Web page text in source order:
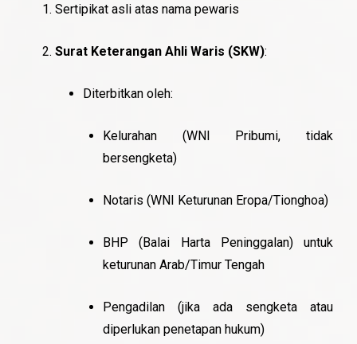
Sertipikat asli atas nama pewaris
Surat Keterangan Ahli Waris (SKW):
Diterbitkan oleh:
Kelurahan (WNI Pribumi, tidak
bersengketa)
Notaris (WNI Keturunan Eropa/Tionghoa)
BHP (Balai Harta Peninggalan) untuk
keturunan Arab/Timur Tengah
Pengadilan (jika ada sengketa atau
diperlukan penetapan hukum)